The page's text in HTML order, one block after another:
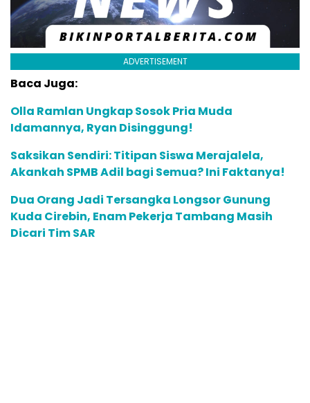
ADVERTISEMENT
Baca Juga:
Olla Ramlan Ungkap Sosok Pria Muda
Idamannya, Ryan Disinggung!
Saksikan Sendiri: Titipan Siswa Merajalela,
Akankah SPMB Adil bagi Semua? Ini Faktanya!
Dua Orang Jadi Tersangka Longsor Gunung
Kuda Cirebin, Enam Pekerja Tambang Masih
Dicari Tim SAR